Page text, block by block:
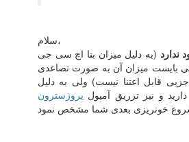
سلام،
ندارد (به دلیل میزان بتا اچ سی جی
می بایست میزان آن به صورت تصاعدی
قابل اعتنا نیست) ولی به دلیل
و نیز تزریق آمپول پروژسترون